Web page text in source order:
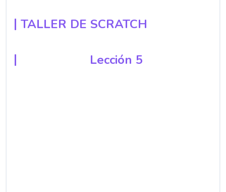
TALLER DE SCRATCH
Lección 5